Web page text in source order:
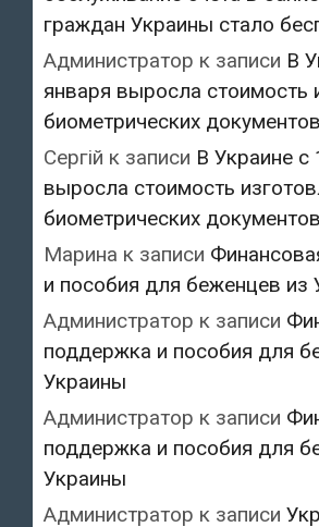
граждан Украины стало
Администратор к записи В
января выросла стоимость
биометрических документов
Сергій к записи В Украине с
выросла стоимость
биометрических документов
Марина к записи
и пособия для беженцев из
Администратор к записи
поддержка и пособия для
Украины
Администратор к записи
поддержка и пособия для
Украины
Администратор к записи